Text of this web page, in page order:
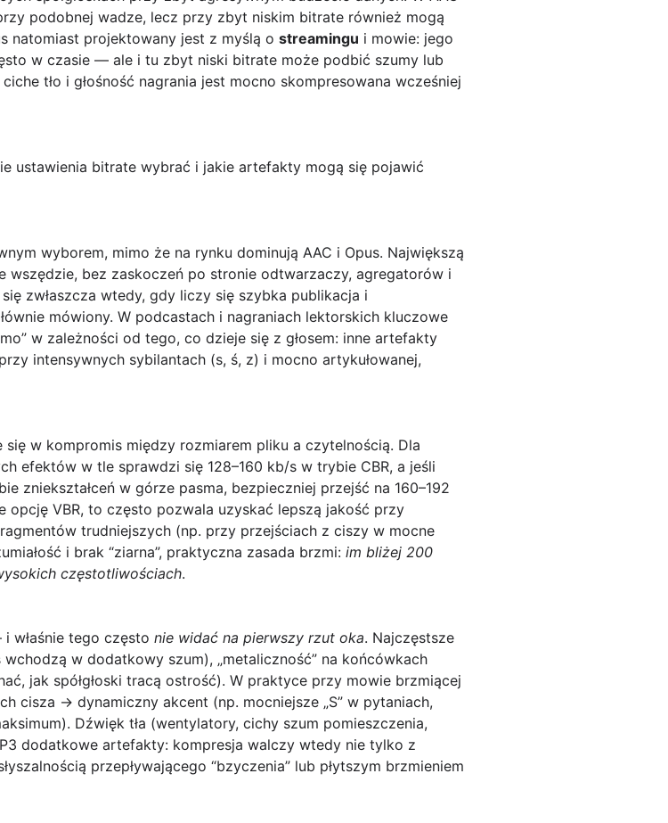
podobnej wadze, lecz przy zbyt niskim bitrate również mogą
natomiast projektowany jest z myślą o streamingu i mowie: jego
w czasie — ale i tu zbyt niski bitrate może podbić szumy lub
tło i głośność nagrania jest mocno skompresowana wcześniej
ustawienia bitrate wybrać i jakie artefakty mogą się pojawić
wyborem, mimo że na rynku dominują AAC i Opus. Największą
wszędzie, bez zaskoczeń po stronie odtwarzaczy, agregatorów i
zwłaszcza wtedy, gdy liczy się szybka publikacja i
mówiony. W podcastach i nagraniach lektorskich kluczowe
w zależności od tego, co dzieje się z głosem: inne artefakty
intensywnych sybilantach (s, ś, z) i mocno artykułowanej,
w kompromis między rozmiarem pliku a czytelnością. Dla
efektów w tle sprawdzi się 128–160 kb/s w trybie CBR, a jeśli
zniekształceń w górze pasma, bezpieczniej przejść na 160–192
opcję VBR, to często pozwala uzyskać lepszą jakość przy
trudniejszych (np. przy przejściach z ciszy w mocne
i brak “ziarna”, praktyczna zasada brzmi: im bliżej 200
częstotliwościach.
właśnie tego często nie widać na pierwszy rzut oka. Najczęstsze
wchodzą w dodatkowy szum), „metaliczność” na końcówkach
jak spółgłoski tracą ostrość). W praktyce przy mowie brzmiącej
cisza → dynamiczny akcent (np. mocniejsze „S” w pytaniach,
Dźwięk tła (wentylatory, cichy szum pomieszczenia,
dodatkowe artefakty: kompresja walczy wtedy nie tylko z
przepływającego “bzyczenia” lub płytszym brzmieniem